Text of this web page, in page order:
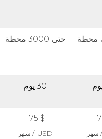
حتى 3000 محطة
30 يوم
$ 175
USD / شهر